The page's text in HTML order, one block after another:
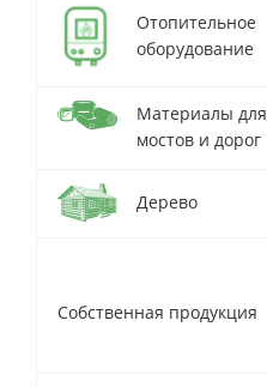
Отопительное
оборудование
Материалы для
мостов и дорог
Дерево
Собственная продукция